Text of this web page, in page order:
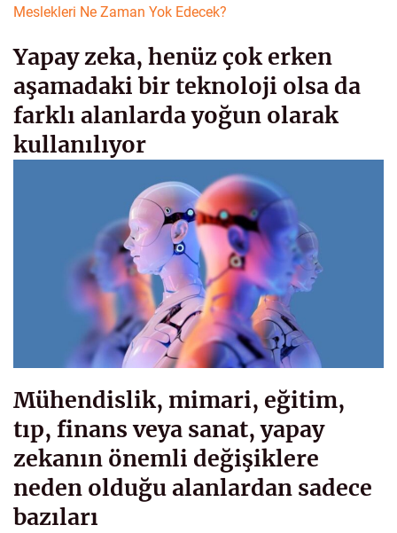
Meslekleri Ne Zaman Yok Edecek?
Yapay zeka, henüz çok erken
aşamadaki bir teknoloji olsa da
farklı alanlarda yoğun olarak
kullanılıyor
Mühendislik, mimari, eğitim,
tıp, finans veya sanat, yapay
zekanın önemli değişiklere
neden olduğu alanlardan sadece
bazıları